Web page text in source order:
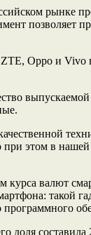
рынке
позволяет
Oppo и Vivo
этом в
курса валют
такой
программного
доля